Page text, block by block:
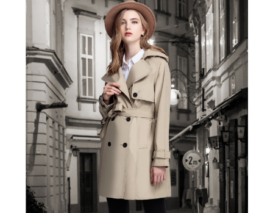
１．透過由恩沛科技股份有限公司提供之「AFTEE先享後付」服務完成之交
易，需依本服務之必要範圍內提供個人資料，並將交易相關給付款項請求債
權轉讓予恩沛科技股份有限公司。
２．關於個人資料處理事宜，請瀏覽以下網址：
https://aftee.tw/terms/#terms3
３．未成年的使用者請事先徵得法定代理人或監護人之同意方可使用
「AFTEE先享後付」，若未經同意申辦者引起之損失，本公司不負相關責
任。
４．使用「AFTEE先享後付」時，將依據個別帳號之用戶狀況，依本公司即
時審查核予不同之上限額度；若仍有額度不足之情形，本公司將視審查結果
請求用戶進行身份認證。
５．嚴禁一人註冊多個帳號或使用他人資訊註冊。若發現惡意使用之情形，
恩沛科技股份有限公司將有權停止該用戶之使用額度並採取法律行動。
付款後7-11取貨
每筆NT$100，滿NT$699(含以上)免運費
宅配通大嘴鳥
每筆NT$100，滿NT$800(含以上)免運費
便利袋
每筆NT$70，滿NT$800(含以上)免運費
付款後門市自取
免運費